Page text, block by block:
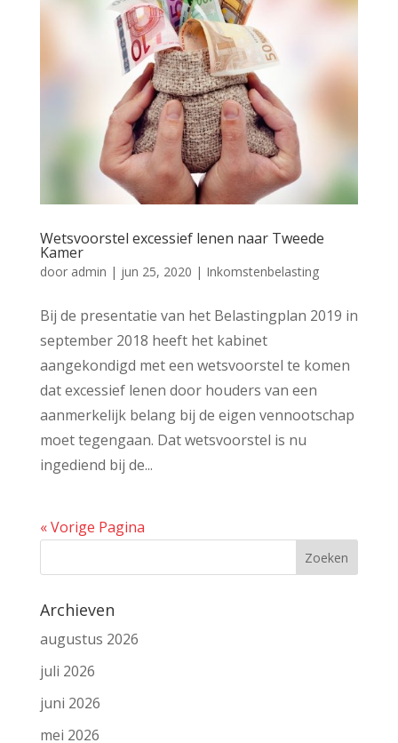
Wetsvoorstel excessief lenen naar Tweede
Kamer
door admin | jun 25, 2020 | Inkomstenbelasting
Bij de presentatie van het Belastingplan 2019 in
september 2018 heeft het kabinet
aangekondigd met een wetsvoorstel te komen
dat excessief lenen door houders van een
aanmerkelijk belang bij de eigen vennootschap
moet tegengaan. Dat wetsvoorstel is nu
ingediend bij de...
« Vorige Pagina
Archieven
augustus 2026
juli 2026
juni 2026
mei 2026